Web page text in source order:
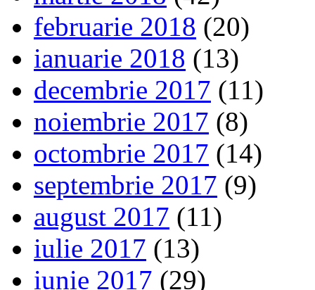
februarie 2018 (20)
ianuarie 2018 (13)
decembrie 2017 (11)
noiembrie 2017 (8)
octombrie 2017 (14)
septembrie 2017 (9)
august 2017 (11)
iulie 2017 (13)
iunie 2017 (29)